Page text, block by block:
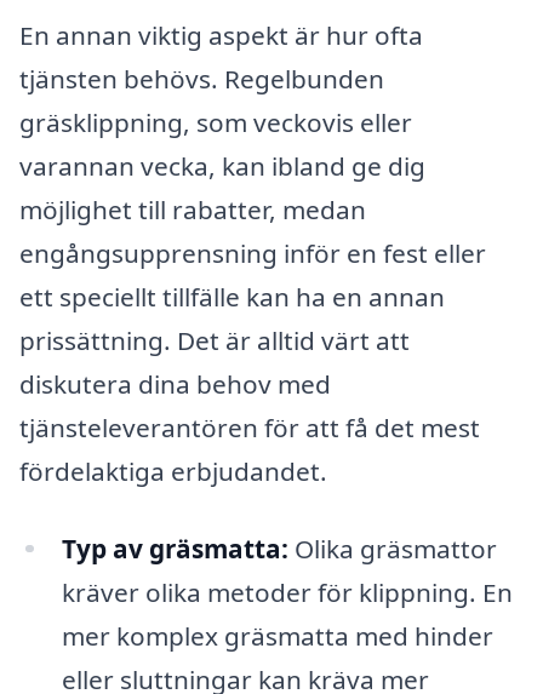
En annan viktig aspekt är hur ofta
tjänsten behövs. Regelbunden
gräsklippning, som veckovis eller
varannan vecka, kan ibland ge dig
möjlighet till rabatter, medan
engångsupprensning inför en fest eller
ett speciellt tillfälle kan ha en annan
prissättning. Det är alltid värt att
diskutera dina behov med
tjänsteleverantören för att få det mest
fördelaktiga erbjudandet.
Typ av gräsmatta: Olika gräsmattor
kräver olika metoder för klippning. En
mer komplex gräsmatta med hinder
eller sluttningar kan kräva mer